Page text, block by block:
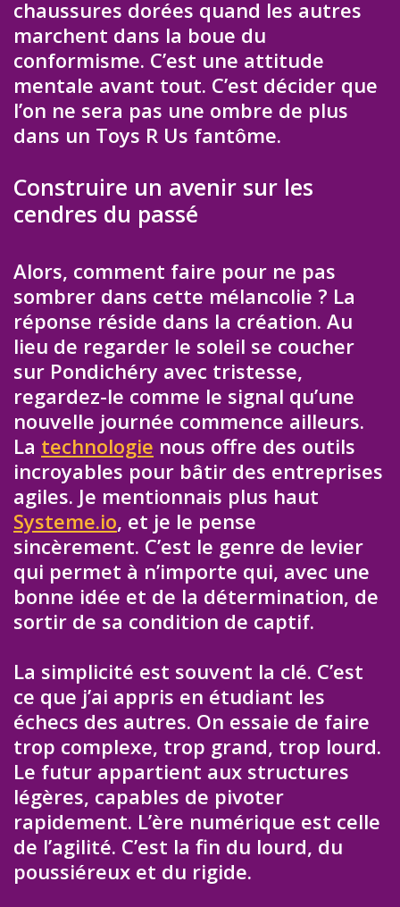
chaussures dorées quand les autres
marchent dans la boue du
conformisme. C’est une attitude
mentale avant tout. C’est décider que
l’on ne sera pas une ombre de plus
dans un Toys R Us fantôme.
Construire un avenir sur les
cendres du passé
Alors, comment faire pour ne pas
sombrer dans cette mélancolie ? La
réponse réside dans la création. Au
lieu de regarder le soleil se coucher
sur Pondichéry avec tristesse,
regardez-le comme le signal qu’une
nouvelle journée commence ailleurs.
La technologie nous offre des outils
incroyables pour bâtir des entreprises
agiles. Je mentionnais plus haut
Systeme.io, et je le pense
sincèrement. C’est le genre de levier
qui permet à n’importe qui, avec une
bonne idée et de la détermination, de
sortir de sa condition de captif.
La simplicité est souvent la clé. C’est
ce que j’ai appris en étudiant les
échecs des autres. On essaie de faire
trop complexe, trop grand, trop lourd.
Le futur appartient aux structures
légères, capables de pivoter
rapidement. L’ère numérique est celle
de l’agilité. C’est la fin du lourd, du
poussiéreux et du rigide.